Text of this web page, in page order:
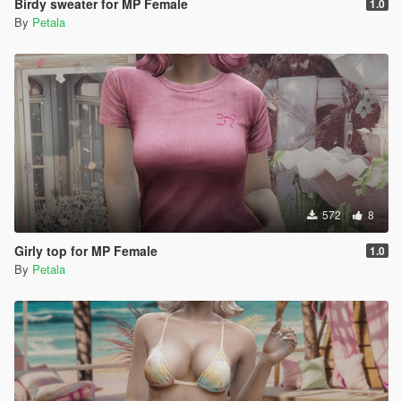
Birdy sweater for MP Female 1.0
By Petala
572 8
Girly top for MP Female 1.0
By Petala